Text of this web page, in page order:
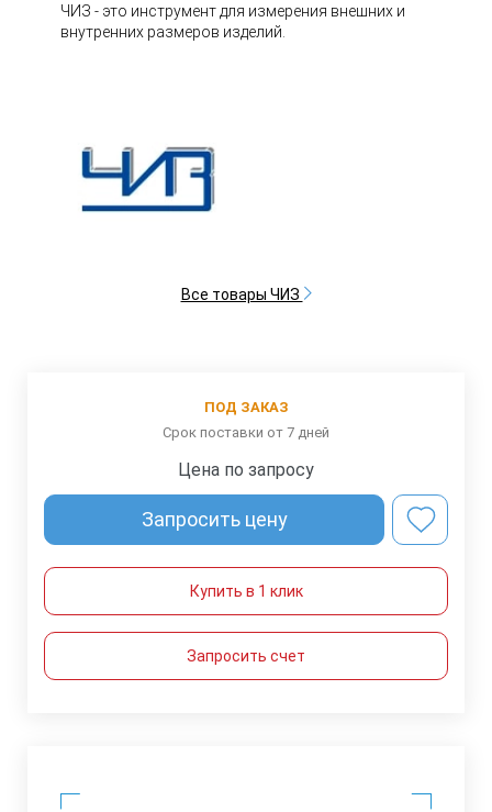
ЧИЗ - это инструмент для измерения внешних и
внутренних размеров изделий.
Все товары ЧИЗ
ПОД ЗАКАЗ
Срок поставки от 7 дней
Цена по запросу
Запросить цену
Купить в 1 клик
Запросить счет